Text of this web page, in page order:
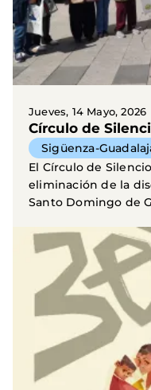
Jueves, 14 Mayo, 2026
Círculo de
Sigüenza-
El Círculo de
eliminación de la
Santo Domingo de